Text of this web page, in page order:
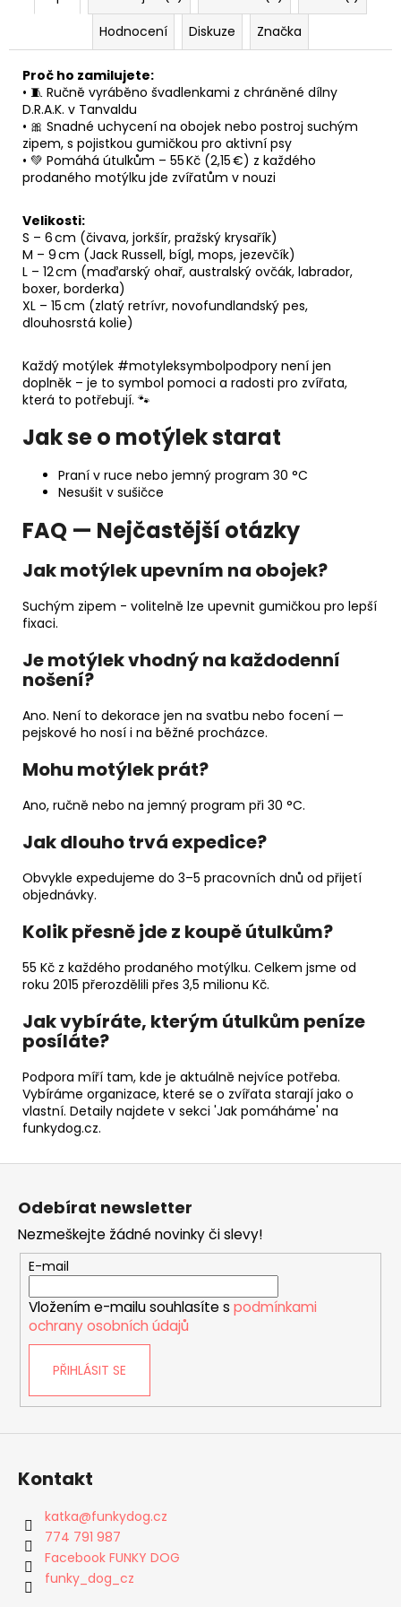
Hodnocení
Diskuze Značka
Proč ho zamilujete:
• 🧵 Ručně vyráběno švadlenkami z chráněné dílny
D.R.A.K. v Tanvaldu
• 🎀 Snadné uchycení na obojek nebo postroj suchým
zipem, s pojistkou gumičkou pro aktivní psy
• 💚 Pomáhá útulkům – 55 Kč (2,15 €) z každého
prodaného motýlku jde zvířatům v nouzi
Velikosti:
S – 6 cm (čivava, jorkšír, pražský krysařík)
M – 9 cm (Jack Russell, bígl, mops, jezevčík)
L – 12 cm (maďarský ohař, australský ovčák, labrador,
boxer, borderka)
XL – 15 cm (zlatý retrívr, novofundlandský pes,
dlouhosrstá kolie)
Každý motýlek #motyleksymbolpodpory není jen
doplněk – je to symbol pomoci a radosti pro zvířata,
která to potřebují. 🐾
Jak se o motýlek starat
Praní v ruce nebo jemný program 30 °C
Nesušit v sušičce
FAQ — Nejčastější otázky
Jak motýlek upevním na obojek?
Suchým zipem - volitelně lze upevnit gumičkou pro lepší
fixaci.
Je motýlek vhodný na každodenní
nošení?
Ano. Není to dekorace jen na svatbu nebo focení —
pejskové ho nosí i na běžné procházce.
Mohu motýlek prát?
Ano, ručně nebo na jemný program při 30 °C.
Jak dlouho trvá expedice?
Obvykle expedujeme do 3–5 pracovních dnů od přijetí
objednávky.
Kolik přesně jde z koupě útulkům?
55 Kč z každého prodaného motýlku. Celkem jsme od
roku 2015 přerozdělili přes 3,5 milionu Kč.
Jak vybíráte, kterým útulkům peníze
posíláte?
Podpora míří tam, kde je aktuálně nejvíce potřeba.
Vybíráme organizace, které se o zvířata starají jako o
vlastní. Detaily najdete v sekci 'Jak pomáháme' na
funkydog.cz.
Odebírat newsletter
Nezmeškejte žádné novinky či slevy!
E-mail
Vložením e-mailu souhlasíte s podmínkami
ochrany osobních údajů
PŘIHLÁSIT SE
Kontakt
katka@funkydog.cz
774 791 987
Facebook FUNKY DOG
funky_dog_cz